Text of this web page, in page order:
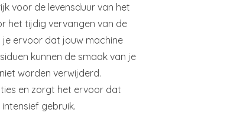
voor de levensduur van het
het tijdig vervangen van de
ervoor dat jouw machine
kunnen de smaak van je
worden verwijderd.
en zorgt het ervoor dat
gebruik.